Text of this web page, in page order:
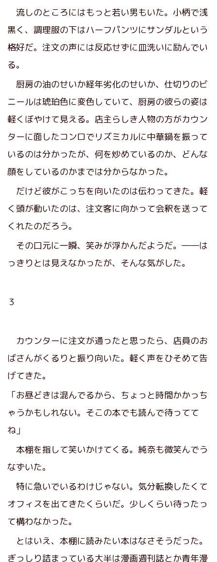
流しのところにはもっと若い男もいた。小柄で浅
黒く、調理服の下はハーフパンツにサンダルという
格好だ。注文の声には反応せずに皿洗いに励んでい
る。
厨房の油のせいか経年劣化のせいか、仕切りのビ
ニールは琥珀色に変色していて、厨房の彼らの姿は
軽くぼやけて見える。店主らしき人物の方がカウン
ターに面したコンロでリズミカルに中華鍋を振って
いるのは分かったが、何を炒めているのか、どんな
顔をしているのかまでは分からなかった。
だけど彼がこっちを向いたのは伝わってきた。軽
く頭が動いたのは、注文客に向かって会釈を送って
くれたのだろう。
その口元に一瞬、笑みが浮かんだようだ。――は
っきりとは見えなかったが、そんな気がした。
３
カウンターに注文が通ったと思ったら、店員のお
ばさんがくるりと振り向いた。軽く声をひそめて告
げてきた。
「お昼どきは混んでるから、ちょっと時間かかっち
ゃうかもしれない。そこの本でも読んで待ってて
ね」
本棚を指して笑いかけてくる。純奈も微笑んでう
なずいた。
特に急いでいるわけじゃない。気分転換したくて
オフィスを出てきたくらいだ。少しくらい待ったっ
て構わなかった。
とはいえ、本棚に読みたい本はなさそうだった。
ぎっしり詰まっている大半は漫画週刊誌とか青年漫